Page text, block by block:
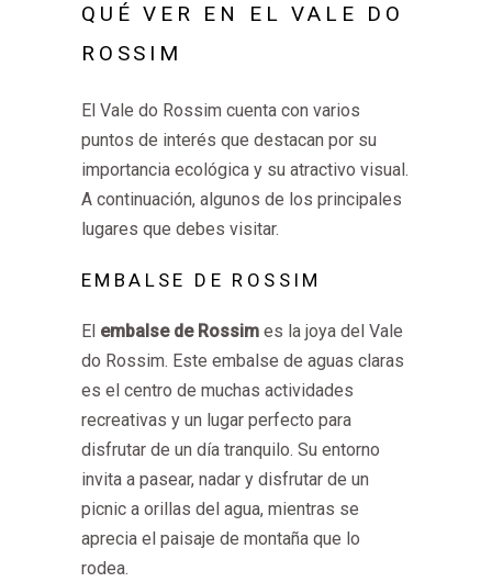
QUÉ VER EN EL VALE DO
ROSSIM
El Vale do Rossim cuenta con varios
puntos de interés que destacan por su
importancia ecológica y su atractivo visual.
A continuación, algunos de los principales
lugares que debes visitar.
EMBALSE DE ROSSIM
El embalse de Rossim es la joya del Vale
do Rossim. Este embalse de aguas claras
es el centro de muchas actividades
recreativas y un lugar perfecto para
disfrutar de un día tranquilo. Su entorno
invita a pasear, nadar y disfrutar de un
picnic a orillas del agua, mientras se
aprecia el paisaje de montaña que lo
rodea.